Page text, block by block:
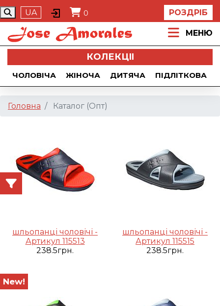
UA 0 РОЗДРІБ
МЕНЮ
КОЛЕКЦII
ЧОЛОВІЧА ЖІНОЧА ДИТЯЧА ПІДЛІТКОВА
Головна Каталог (Опт)
шльопанці чоловічі -
Артикул 115513
238.5грн.
шльопанці чоловічі -
Артикул 115515
238.5грн.
New!